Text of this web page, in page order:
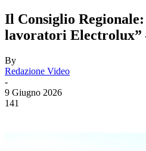
Il Consiglio Regionale:
lavoratori Electrolux”
By
Redazione Video
-
9 Giugno 2026
141